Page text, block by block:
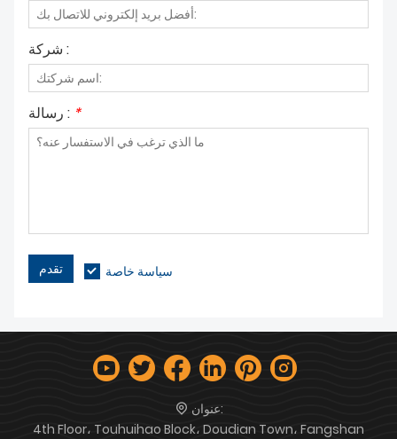
شركة :
رسالة : *
تقدم سياسة خاصة
عنوان:
4th Floor، Touhuihao Block، Doudian Town، Fangshan